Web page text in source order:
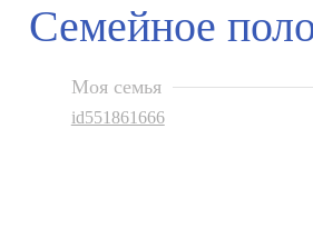
Семейное
Моя семья
id551861666